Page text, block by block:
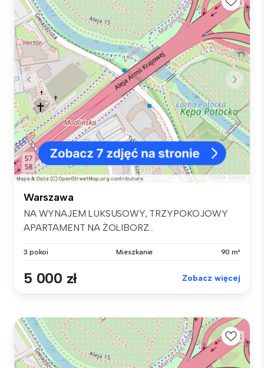
Warszawa
NA WYNAJEM LUKSUSOWY, TRZYPOKOJOWY
APARTAMENT NA ŻOLIBORZ...
3 pokoi Mieszkanie 90 m²
5 000 zł Zobacz więcej